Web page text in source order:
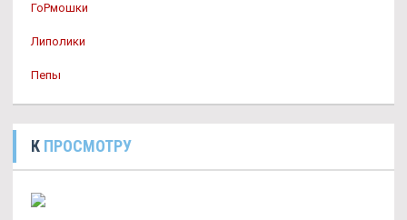
ГоРмошки
Липолики
Пепы
К ПРОСМОТРУ